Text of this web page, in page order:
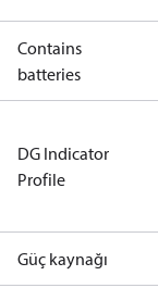
Contains
batteries
DG Indicator
Profile
Güç kaynağı